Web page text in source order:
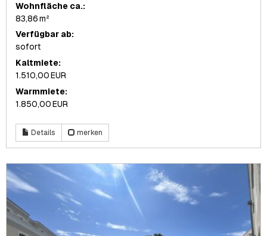
Wohnfläche ca.:
83,86 m²
Verfügbar ab:
sofort
Kaltmiete:
1.510,00 EUR
Warmmiete:
1.850,00 EUR
Details merken